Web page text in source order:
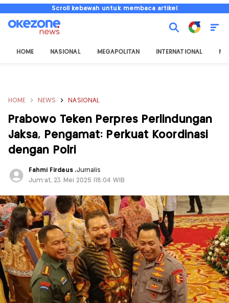
Scroll kebawah untuk membaca artikel
HOME NASIONAL MEGAPOLITAN INTERNATIONAL
HOME NEWS NASIONAL
Prabowo Teken Perpres Perlindungan
Jaksa, Pengamat: Perkuat Koordinasi
dengan Polri
Fahmi Firdaus ,Jurnalis
Jum'at, 23 Mei 2025 |18:04 WIB